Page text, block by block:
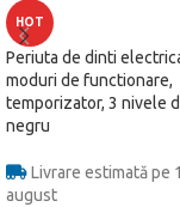
HOT
Periuta de dinti
moduri de functionare,
temporizator, 3 nivele
negru
Livrare estimată pe
august